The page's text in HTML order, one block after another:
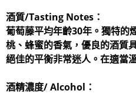
酒質/Tasting Notes：
葡萄藤平均年齡30年。獨特的
桃、蜂蜜的香氣，優良的酒質
絕佳的平衡非常迷人。在適當
酒精濃度/ Alcohol：